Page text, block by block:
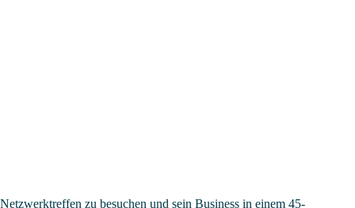
zu besuchen und sein Business in einem 45-